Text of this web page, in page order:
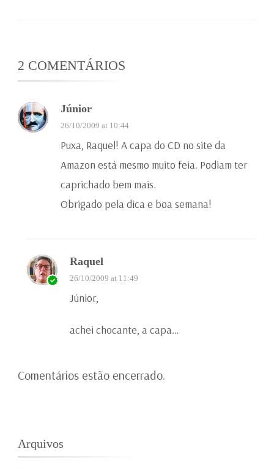
2 COMENTÁRIOS
Júnior
26/10/2009 at 10:44
Puxa, Raquel! A capa do CD no site da
Amazon está mesmo muito feia. Podiam ter
caprichado bem mais.
Obrigado pela dica e boa semana!
Raquel
26/10/2009 at 11:49
Júnior,
achei chocante, a capa…
Comentários estão encerrado.
Arquivos